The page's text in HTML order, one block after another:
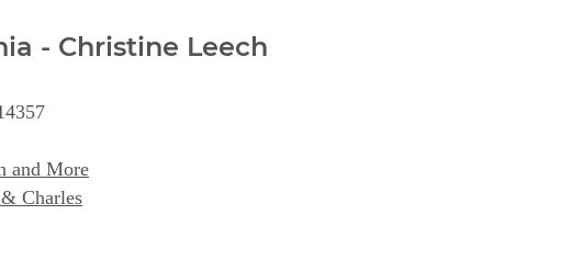
- Christine Leech
and More
Charles